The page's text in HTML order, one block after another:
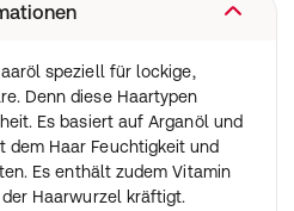
speziell für lockige,
Denn diese Haartypen
Es basiert auf Arganöl und
dem Haar Feuchtigkeit und
Es enthält zudem Vitamin
Haarwurzel kräftigt.